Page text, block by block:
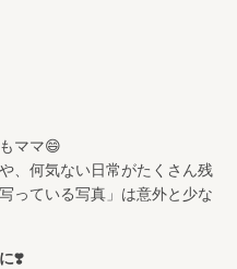
ママ😄
、何気ない日常がたくさん残
っている写真」は意外と少な
❣️